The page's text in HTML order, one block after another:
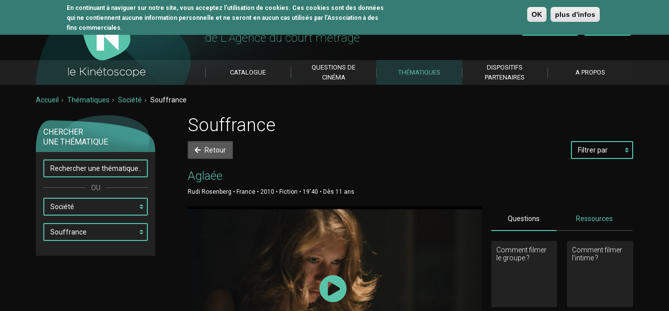
En continuant à naviguer sur notre site, vous acceptez l'utilisation de cookies. Ces cookies sont des données
qui ne contiennent aucune information personnelle et ne seront en aucun cas utilisés par l’Association à des
fins commerciales.
OK plus d'infos
L'outil pédagogique
de L'Agence du court métrage
CATALOGUE
QUESTIONS DE
CINÉMA
THÉMATIQUES
DISPOSITIFS
PARTENAIRES
A PROPOS
Accueil Thématiques Société Souffrance
CHERCHER
UNE THÉMATIQUE
Souffrance
Retour
par
Aglaée
Rudi Rosenberg • France • 2010 • Fiction • 19'40 • Dès 11 ans
Lancer la vidéo
Questions Ressources
Comment filmer
le groupe ?
Comment filmer
l’intime ?